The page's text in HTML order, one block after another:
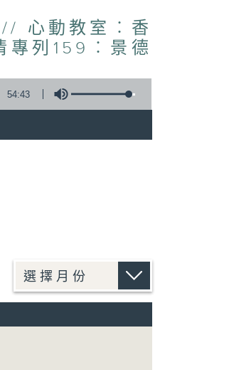
心動教室︰香
列159︰景德
54:43